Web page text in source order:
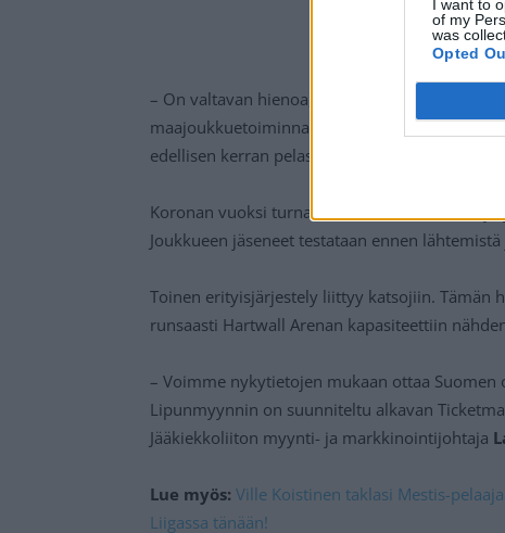
I want to
of my
was
Opted
– On valtavan hienoa, että A-maajoukkue
maajoukkuetoiminnan vuotuisista
edellisen kerran pelasimme viime helmikuussa
Koronan vuoksi turnauksessa on luvassa
Joukkueen jäseneet testataan ennen
Toinen erityisjärjestely liittyy katsojiin. Tämän
runsaasti Hartwall Arenan kapasiteettiin
– Voimme nykytietojen mukaan ottaa
Lipunmyynnin on suunniteltu alkavan
Jääkiekkoliiton myynti- ja markkinointijohtaja
Lue myös: Ville Koistinen taklasi Mestis-
Liigassa tänään!